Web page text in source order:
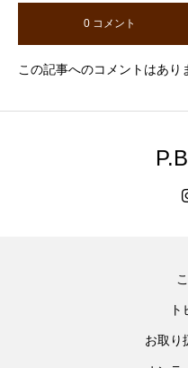
0 コメント
この記事へのコメントはあり
お取り